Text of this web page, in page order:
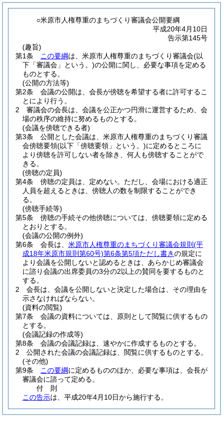
○米原市人権尊重のまちづくり審議会公開要綱
平成20年4月10日
告示第145号
(趣旨)
第1条
この要綱は、米原市人権尊重のまちづくり審議会(以
下「審議会」という。)の公開に関し、必要な事項を定める
ものとする。
(公開の方法等)
第2条
会議の公開は、会長が傍聴を希望する者に許可するこ
とにより行う。
2
審議会の会長は、会議を公正かつ円滑に運営するため、会
場の秩序の維持に努めるものとする。
(会議を傍聴できる者)
第3条
公開とした会議は、米原市人権尊重のまちづくり審議
会傍聴要領(以下「傍聴要領」という。)に定めるところに
より傍聴を許可しない者を除き、何人も傍聴することがで
きる。
(傍聴の定員)
第4条
傍聴の定員は、定めない。 ただし、会場における適正
人員を超えるときは、傍聴人の数を制限することができ
る。
(傍聴手続等)
第5条
傍聴の手続その他傍聴については、傍聴要領に定める
とおりとする。
(会議の公開の例外)
第6条
会長は、 米原市人権尊重のまちづくり審議会規則 (平
成18年米原市規則第60号)第6条第5項ただし書きの規定に
より会議を公開しないと認めるときは、あらかじめ審議会
に諮り会議の出席委員の3分の2以上の賛同を要するものと
する。
2
会長は、会議を公開しないと決定した場合は、その理由を
示さなければならない。
(資料の閲覧)
第7条
会議の資料については、原則として閲覧に供するもの
とする。
(会議記録の作成等)
第8条
会議の会議記録は、速やかに作成するものとする。
2
公開された会議の会議記録は、閲覧に供するものとする。
(その他)
第9条
この要綱に定めるもののほか、必要な事項は、会長が
審議会に諮って定める。
付 則
この告示は、平成20年4月10日から施行する。